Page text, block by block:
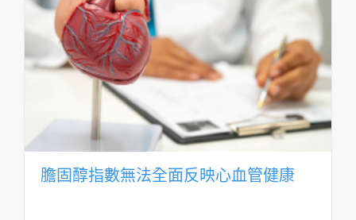
膽固醇指數無法全面反映心血管健康